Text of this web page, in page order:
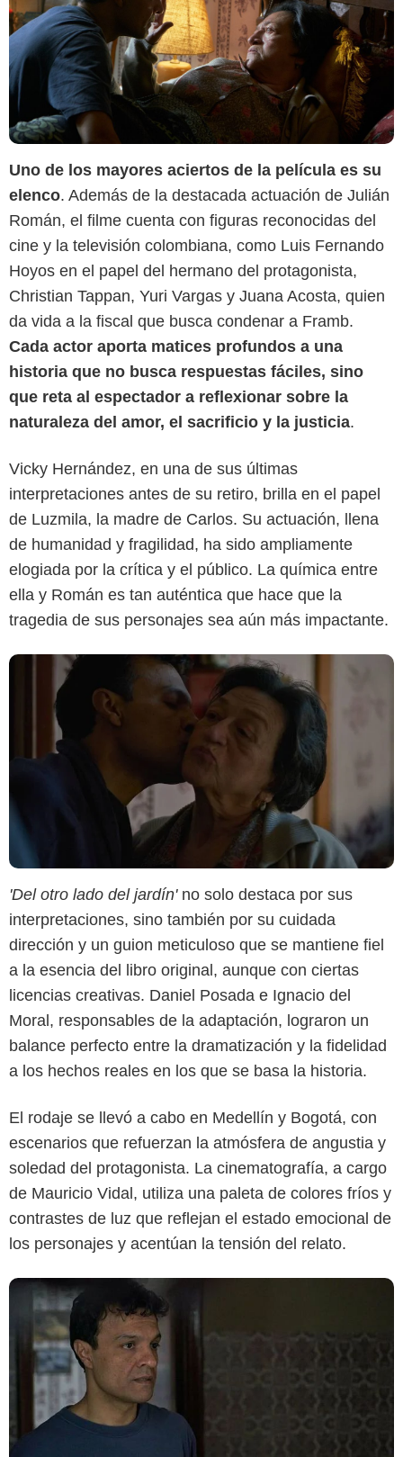
Uno de los mayores aciertos de la película es su
elenco. Además de la destacada actuación de Julián
Román, el filme cuenta con figuras reconocidas del
cine y la televisión colombiana, como Luis Fernando
Hoyos en el papel del hermano del protagonista,
Christian Tappan, Yuri Vargas y Juana Acosta, quien
da vida a la fiscal que busca condenar a Framb.
Cada actor aporta matices profundos a una
historia que no busca respuestas fáciles, sino
que reta al espectador a reflexionar sobre la
naturaleza del amor, el sacrificio y la justicia.
Vicky Hernández, en una de sus últimas
interpretaciones antes de su retiro, brilla en el papel
de Luzmila, la madre de Carlos. Su actuación, llena
de humanidad y fragilidad, ha sido ampliamente
elogiada por la crítica y el público. La química entre
ella y Román es tan auténtica que hace que la
tragedia de sus personajes sea aún más impactante.
'Del otro lado del jardín' no solo destaca por sus
interpretaciones, sino también por su cuidada
dirección y un guion meticuloso que se mantiene fiel
a la esencia del libro original, aunque con ciertas
licencias creativas. Daniel Posada e Ignacio del
Moral, responsables de la adaptación, lograron un
balance perfecto entre la dramatización y la fidelidad
a los hechos reales en los que se basa la historia.
El rodaje se llevó a cabo en Medellín y Bogotá, con
escenarios que refuerzan la atmósfera de angustia y
soledad del protagonista. La cinematografía, a cargo
de Mauricio Vidal, utiliza una paleta de colores fríos y
contrastes de luz que reflejan el estado emocional de
los personajes y acentúan la tensión del relato.
Max